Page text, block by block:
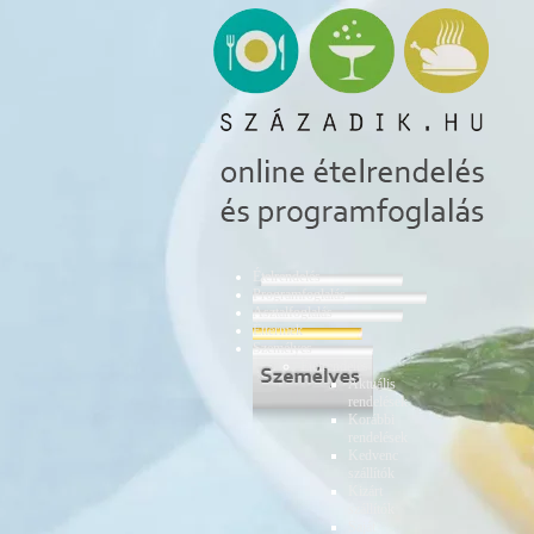
Ételrendelés
Programfoglalás
Asztalfoglalás
Éttermek
Személyes
Ételrendelés
Aktuális
rendelések
Korábbi